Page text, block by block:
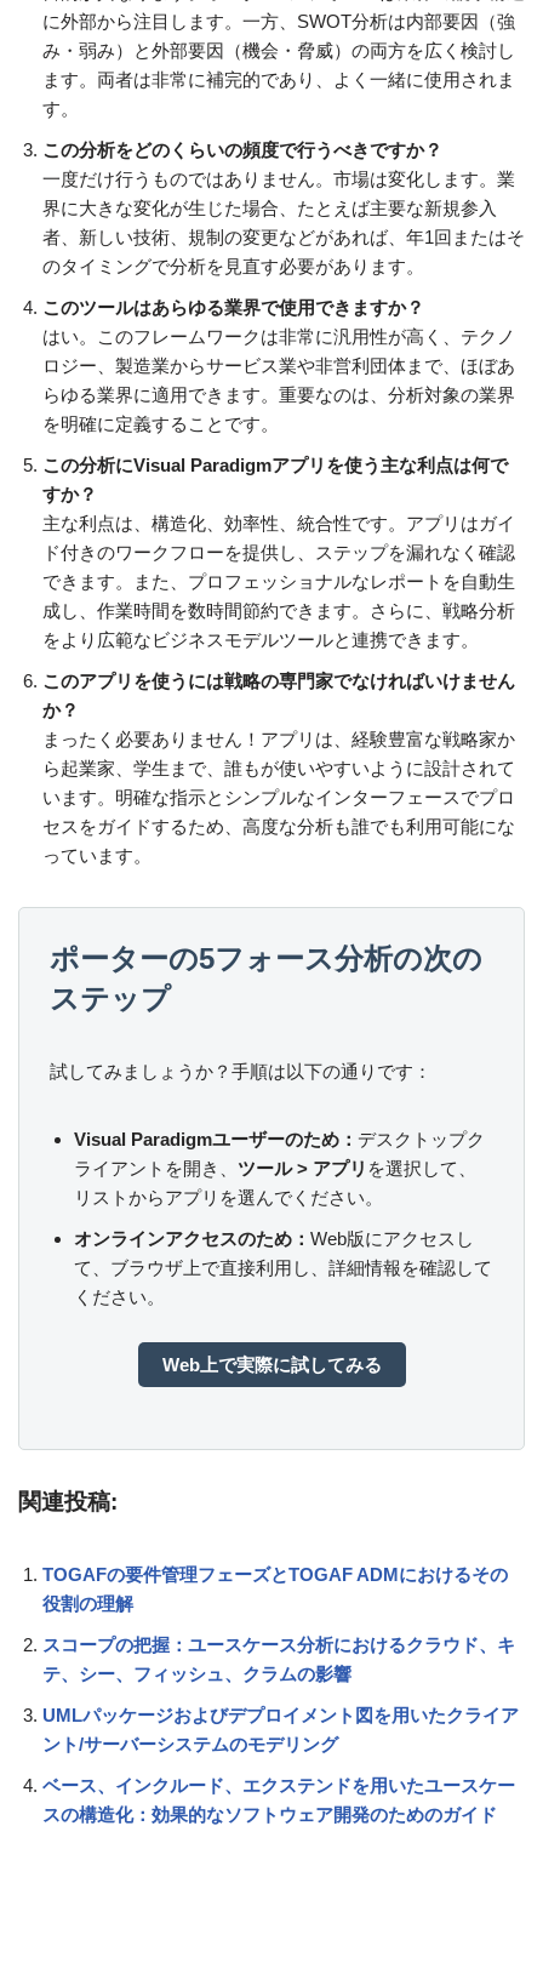
に外部から注目します。一方、SWOT分析は内部要因（強
み・弱み）と外部要因（機会・脅威）の両方を広く検討し
ます。両者は非常に補完的であり、よく一緒に使用されま
す。
この分析をどのくらいの頻度で行うべきですか？
一度だけ行うものではありません。市場は変化します。業
界に大きな変化が生じた場合、たとえば主要な新規参入
者、新しい技術、規制の変更などがあれば、年1回またはそ
のタイミングで分析を見直す必要があります。
このツールはあらゆる業界で使用できますか？
はい。このフレームワークは非常に汎用性が高く、テクノ
ロジー、製造業からサービス業や非営利団体まで、ほぼあ
らゆる業界に適用できます。重要なのは、分析対象の業界
を明確に定義することです。
この分析にVisual Paradigmアプリを使う主な利点は何で
すか？
主な利点は、構造化、効率性、統合性です。アプリはガイ
ド付きのワークフローを提供し、ステップを漏れなく確認
できます。また、プロフェッショナルなレポートを自動生
成し、作業時間を数時間節約できます。さらに、戦略分析
をより広範なビジネスモデルツールと連携できます。
このアプリを使うには戦略の専門家でなければいけません
か？
まったく必要ありません！アプリは、経験豊富な戦略家か
ら起業家、学生まで、誰もが使いやすいように設計されて
います。明確な指示とシンプルなインターフェースでプロ
セスをガイドするため、高度な分析も誰でも利用可能にな
っています。
ポーターの5フォース分析の次の
ステップ
試してみましょうか？手順は以下の通りです：
Visual Paradigmユーザーのため： デスクトップク
ライアントを開き、 ツール > アプリ を選択して、
リストからアプリを選んでください。
オンラインアクセスのため： Web版にアクセスし
て、ブラウザ上で直接利用し、詳細情報を確認して
ください。
Web上で実際に試してみる
関連投稿:
TOGAFの要件管理フェーズとTOGAF ADMにおけるその
役割の理解
スコープの把握：ユースケース分析におけるクラウド、キ
テ、シー、フィッシュ、クラムの影響
UMLパッケージおよびデプロイメント図を用いたクライア
ント/サーバーシステムのモデリング
ベース、インクルード、エクステンドを用いたユースケー
スの構造化：効果的なソフトウェア開発のためのガイド